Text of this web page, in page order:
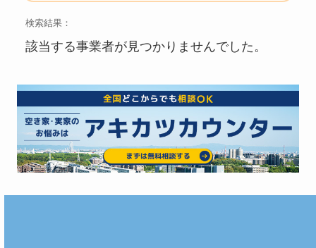
検索結果：
該当する事業者が見つかりませんでした。